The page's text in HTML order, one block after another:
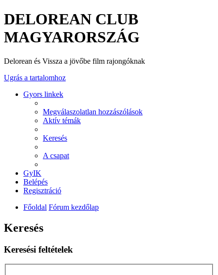
DELOREAN CLUB
MAGYARORSZÁG
Delorean és Vissza a jövőbe film rajongóknak
Ugrás a tartalomhoz
Gyors linkek
Megválaszolatlan hozzászólások
Aktív témák
Keresés
A csapat
GyIK
Belépés
Regisztráció
Főoldal Fórum kezdőlap
Keresés
Keresési feltételek